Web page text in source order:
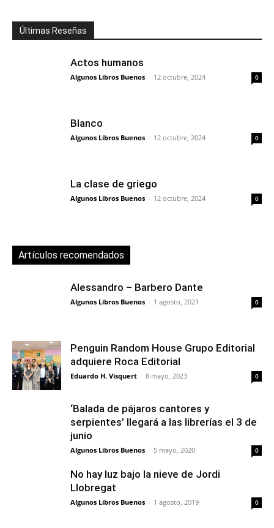
Últimas Reseñas
Actos humanos
Algunos Libros Buenos - 12 octubre, 2024 0
Blanco
Algunos Libros Buenos - 12 octubre, 2024 0
La clase de griego
Algunos Libros Buenos - 12 octubre, 2024 0
Artículos recomendados
Alessandro – Barbero Dante
Algunos Libros Buenos - 1 agosto, 2021 0
Penguin Random House Grupo Editorial
adquiere Roca Editorial
Eduardo H. Visquert - 8 mayo, 2023 0
‘Balada de pájaros cantores y
serpientes’ llegará a las librerías el 3 de
junio
Algunos Libros Buenos - 5 mayo, 2020 0
No hay luz bajo la nieve de Jordi
Llobregat
Algunos Libros Buenos - 1 agosto, 2019 0